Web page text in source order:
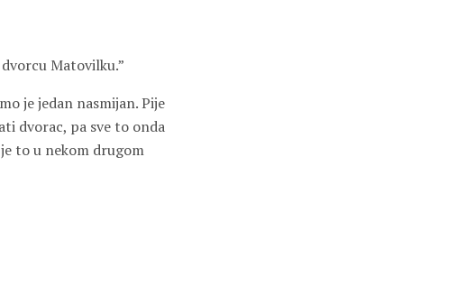
Matovilku.”
je jedan nasmijan. Pije
dvorac, pa sve to onda
to u nekom drugom